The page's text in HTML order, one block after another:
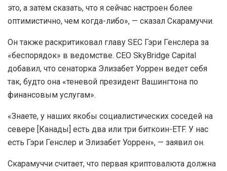
это, а затем сказать, что я сейчас настроен более
оптимистично, чем когда-либо», — сказал Скарамуччи.
Он также раскритиковал главу SEC Гэри Генслера за
«беспорядок» в ведомстве. CEO SkyBridge Capital
добавил, что сенаторка Элизабет Уоррен ведет себя
так, будто она «теневой президент Вашингтона по
финансовым услугам».
«Знаете, у наших якобы социалистических соседей на
севере [Канады] есть два или три биткоин-ETF. У нас
есть Гэри Генслер и Элизабет Уоррен», — заявил он.
Скарамуччи считает, что первая криптовалюта должна